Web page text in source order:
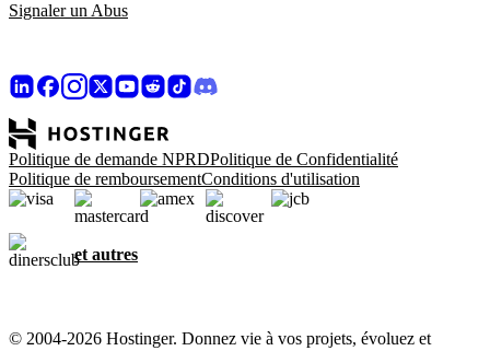
Signaler un Abus
Politique de demande NPRDPolitique de Confidentialité
Politique de remboursementConditions d'utilisation
et autres
© 2004-2026 Hostinger. Donnez vie à vos projets, évoluez et